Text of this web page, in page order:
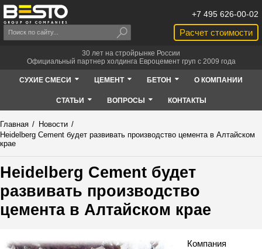
Расчет стоимости
+7 495 626-00-02
30 лет на стройрынке России
Официальный партнер холдинга Евроцемент груп с 2009 года
СУХИЕ СМЕСИ ЦЕМЕНТ БЕТОН О КОМПАНИИ
СТАТЬИ ВОПРОСЫ КОНТАКТЫ
Главная / Новости /
Heidelberg Cement будет развивать производство цемента в Алтайском
крае
Heidelberg Cement будет
развивать производство
цемента в Алтайском крае
Компания